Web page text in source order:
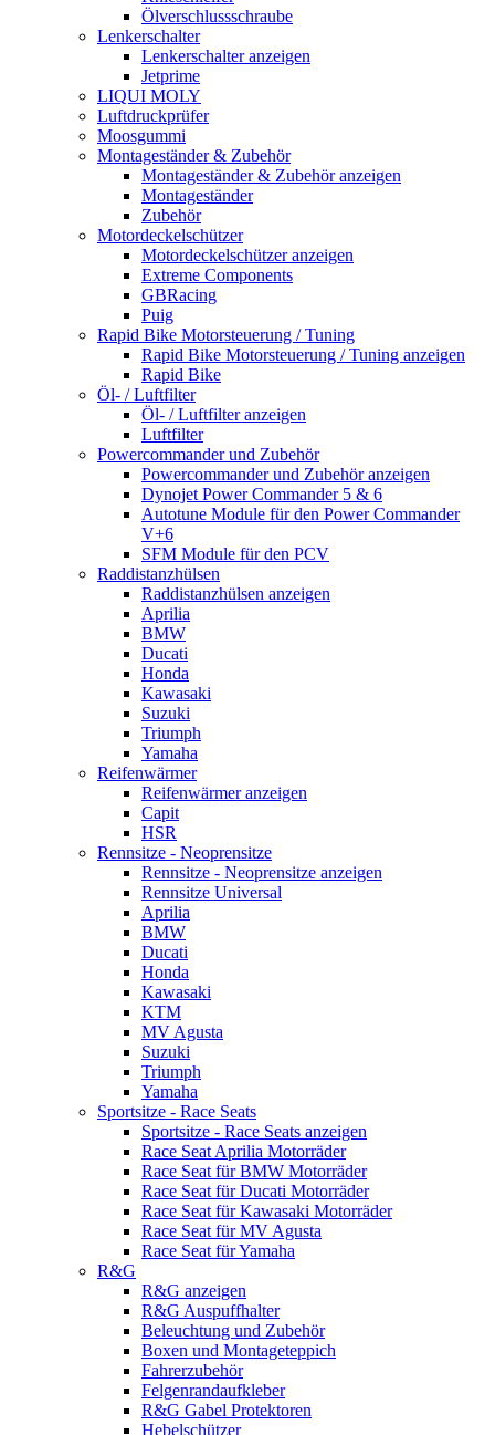
Ölverschlussschraube
Lenkerschalter
Lenkerschalter anzeigen
Jetprime
LIQUI MOLY
Luftdruckprüfer
Moosgummi
Montageständer & Zubehör
Montageständer & Zubehör anzeigen
Montageständer
Zubehör
Motordeckelschützer
Motordeckelschützer anzeigen
Extreme Components
GBRacing
Puig
Rapid Bike Motorsteuerung / Tuning
Rapid Bike Motorsteuerung / Tuning anzeigen
Rapid Bike
Öl- / Luftfilter
Öl- / Luftfilter anzeigen
Luftfilter
Powercommander und Zubehör
Powercommander und Zubehör anzeigen
Dynojet Power Commander 5 & 6
Autotune Module für den Power Commander
V+6
SFM Module für den PCV
Raddistanzhülsen
Raddistanzhülsen anzeigen
Aprilia
BMW
Ducati
Honda
Kawasaki
Suzuki
Triumph
Yamaha
Reifenwärmer
Reifenwärmer anzeigen
Capit
HSR
Rennsitze - Neoprensitze
Rennsitze - Neoprensitze anzeigen
Rennsitze Universal
Aprilia
BMW
Ducati
Honda
Kawasaki
KTM
MV Agusta
Suzuki
Triumph
Yamaha
Sportsitze - Race Seats
Sportsitze - Race Seats anzeigen
Race Seat Aprilia Motorräder
Race Seat für BMW Motorräder
Race Seat für Ducati Motorräder
Race Seat für Kawasaki Motorräder
Race Seat für MV Agusta
Race Seat für Yamaha
R&G
R&G anzeigen
R&G Auspuffhalter
Beleuchtung und Zubehör
Boxen und Montageteppich
Fahrerzubehör
Felgenrandaufkleber
R&G Gabel Protektoren
Hebelschützer